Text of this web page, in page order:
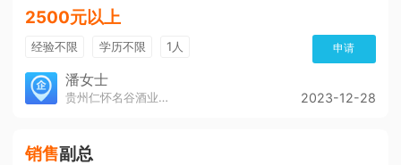
2500元以上
经验不限 学历不限 1人 申请
潘女士
贵州仁怀名谷酒业有限公司 2023-12-28
销售副总